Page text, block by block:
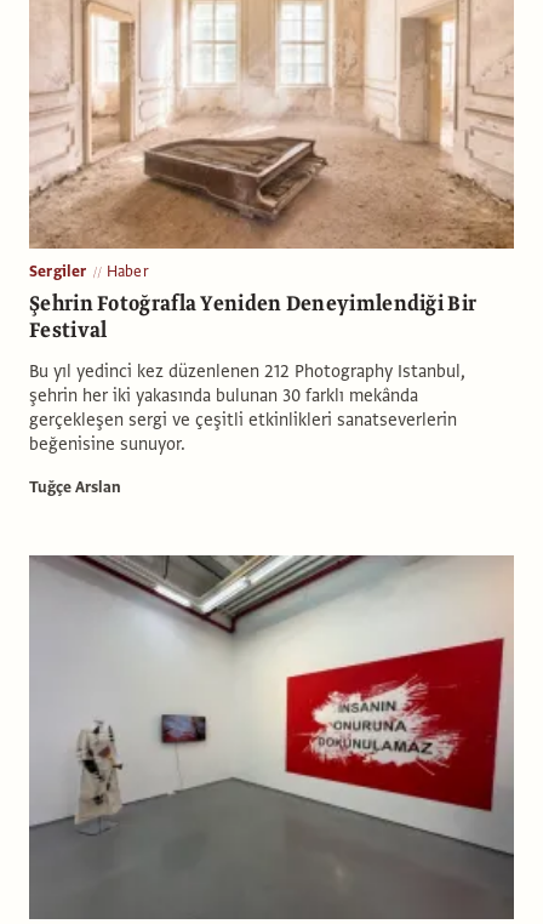
Sergiler Haber
Şehrin Fotoğrafla Yeniden Deneyimlendiği Bir
Festival
Bu yıl yedinci kez düzenlenen 212 Photography Istanbul,
şehrin her iki yakasında bulunan 30 farklı mekânda
gerçekleşen sergi ve çeşitli etkinlikleri sanatseverlerin
beğenisine sunuyor.
Tuğçe Arslan